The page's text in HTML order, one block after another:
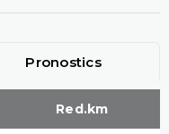
Pronostics
Red.km